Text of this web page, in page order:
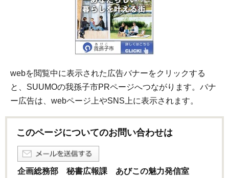
webを閲覧中に表示された広告バナーをクリックする
と、SUUMOの我孫子市PRページへつながります。バナ
ー広告は、webページ上やSNS上に表示されます。
このページについてのお問い合わせは
企画総務部 秘書広報課 あびこの魅力発信室